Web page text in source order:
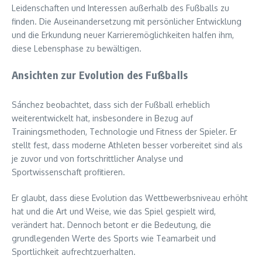
Leidenschaften und Interessen außerhalb des Fußballs zu
finden. Die Auseinandersetzung mit persönlicher Entwicklung
und die Erkundung neuer Karrieremöglichkeiten halfen ihm,
diese Lebensphase zu bewältigen.
Ansichten zur Evolution des Fußballs
Sánchez beobachtet, dass sich der Fußball erheblich
weiterentwickelt hat, insbesondere in Bezug auf
Trainingsmethoden, Technologie und Fitness der Spieler. Er
stellt fest, dass moderne Athleten besser vorbereitet sind als
je zuvor und von fortschrittlicher Analyse und
Sportwissenschaft profitieren.
Er glaubt, dass diese Evolution das Wettbewerbsniveau erhöht
hat und die Art und Weise, wie das Spiel gespielt wird,
verändert hat. Dennoch betont er die Bedeutung, die
grundlegenden Werte des Sports wie Teamarbeit und
Sportlichkeit aufrechtzuerhalten.